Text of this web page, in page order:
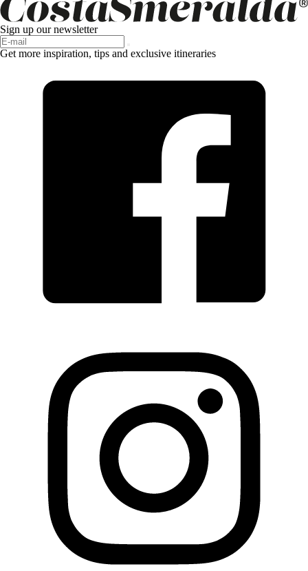
Sign up our newsletter
Get more inspiration, tips and exclusive itineraries